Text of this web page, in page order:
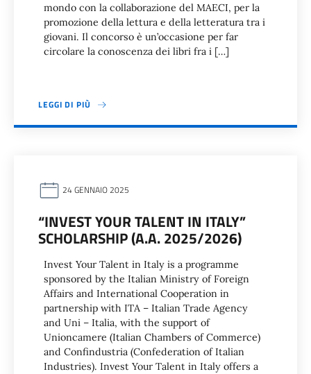
mondo con la collaborazione del MAECI, per la
promozione della lettura e della letteratura tra i
giovani. Il concorso è un’occasione per far
circolare la conoscenza dei libri fra i […]
LEGGI DI PIÙ
24 GENNAIO 2025
“INVEST YOUR TALENT IN ITALY”
SCHOLARSHIP (A.A. 2025/2026)
Invest Your Talent in Italy is a programme
sponsored by the Italian Ministry of Foreign
Affairs and International Cooperation in
partnership with ITA – Italian Trade Agency
and Uni – Italia, with the support of
Unioncamere (Italian Chambers of Commerce)
and Confindustria (Confederation of Italian
Industries). Invest Your Talent in Italy offers a